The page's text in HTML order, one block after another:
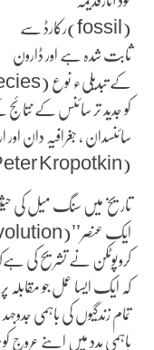
(fossil)رکارڈ سے
ثابت شدہ ہے اور ڈارون
کو جدید تر سائنس کے
(Peter Kropotkin )کے انکشافات بھی شامل ہیں۔
تاریخ میں سنگ میل کی
کروپوٹکن نے تشریح کی
کہ ایک ایسا عمل جو مقابلہ
تمام زندگیوں کی باہمی
باہمی مدد میں اپنے عروج